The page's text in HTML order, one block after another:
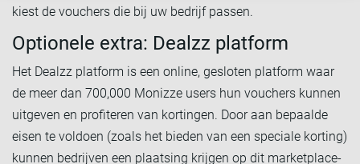
kiest de vouchers die bij uw bedrijf passen.
Optionele extra: Dealzz platform
Het Dealzz platform is een online, gesloten platform waar
de meer dan 700,000 Monizze users hun vouchers kunnen
uitgeven en profiteren van kortingen. Door aan bepaalde
eisen te voldoen (zoals het bieden van een speciale korting)
kunnen bedrijven een plaatsing krijgen op dit marketplace-